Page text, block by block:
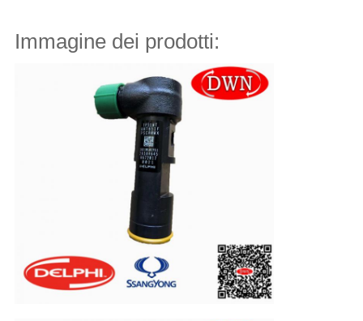
Immagine dei prodotti: